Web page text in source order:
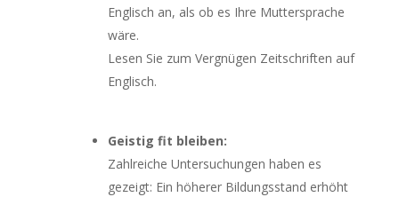
Englisch an, als ob es Ihre Muttersprache
wäre.
Lesen Sie zum Vergnügen Zeitschriften auf
Englisch.
Geistig fit bleiben:
Zahlreiche Untersuchungen haben es
gezeigt: Ein höherer Bildungsstand erhöht